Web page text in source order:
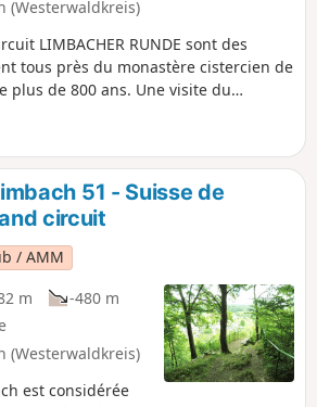
(Westerwaldkreis)
LIMBACHER RUNDE sont des
tous près du monastère cistercien de
plus de 800 ans. Une visite du
51 - Suisse de
circuit
/ AMM
m
-480 m
(Westerwaldkreis)
est considérée